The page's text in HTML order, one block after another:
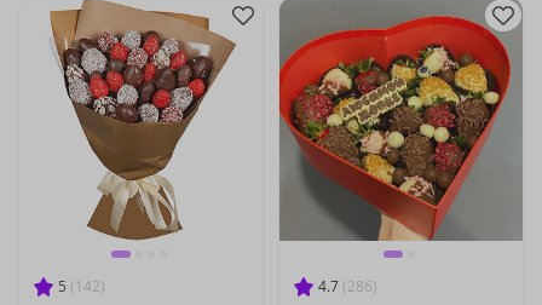
5 (142) 4.7 (286)